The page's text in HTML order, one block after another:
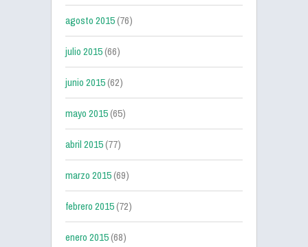
agosto 2015(76)
julio 2015(66)
junio 2015(62)
mayo 2015(65)
abril 2015(77)
marzo 2015(69)
febrero 2015(72)
enero 2015(68)